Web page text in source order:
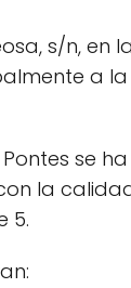
s/n, en
a
se
la
5.